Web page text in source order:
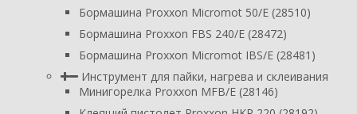
Бормашина Proxxon Micromot 50/E (28510)
Бормашина Proxxon FBS 240/Е (28472)
Бормашина Proxxon Micromot IBS/E (28481)
Инструмент для пайки, нагрева и склеивания
Минигорелка Proxxon MFB/E (28146)